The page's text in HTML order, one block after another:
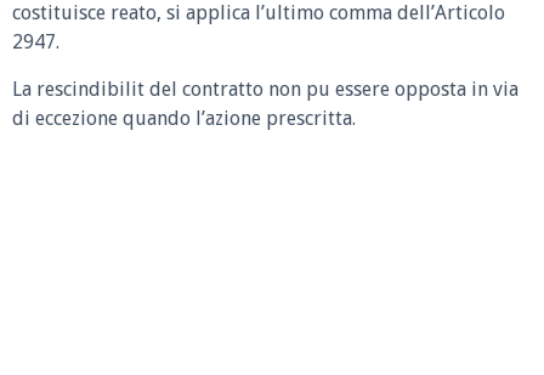
costituisce reato, si applica l’ultimo comma dell’Articolo
2947.
La rescindibilit del contratto non pu essere opposta in via
di eccezione quando l’azione prescritta.